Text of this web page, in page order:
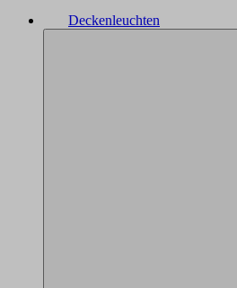
Deckenleuchten